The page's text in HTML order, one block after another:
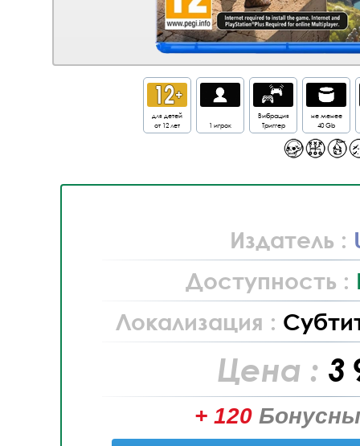
для детей
от 12 лет
1 игрок
Вибрация
Триггер
не менее
40 Gb
Издатель :
Доступность :
Локализация :
Цена : 3
+ 120